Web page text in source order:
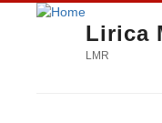
Lirica
LMR